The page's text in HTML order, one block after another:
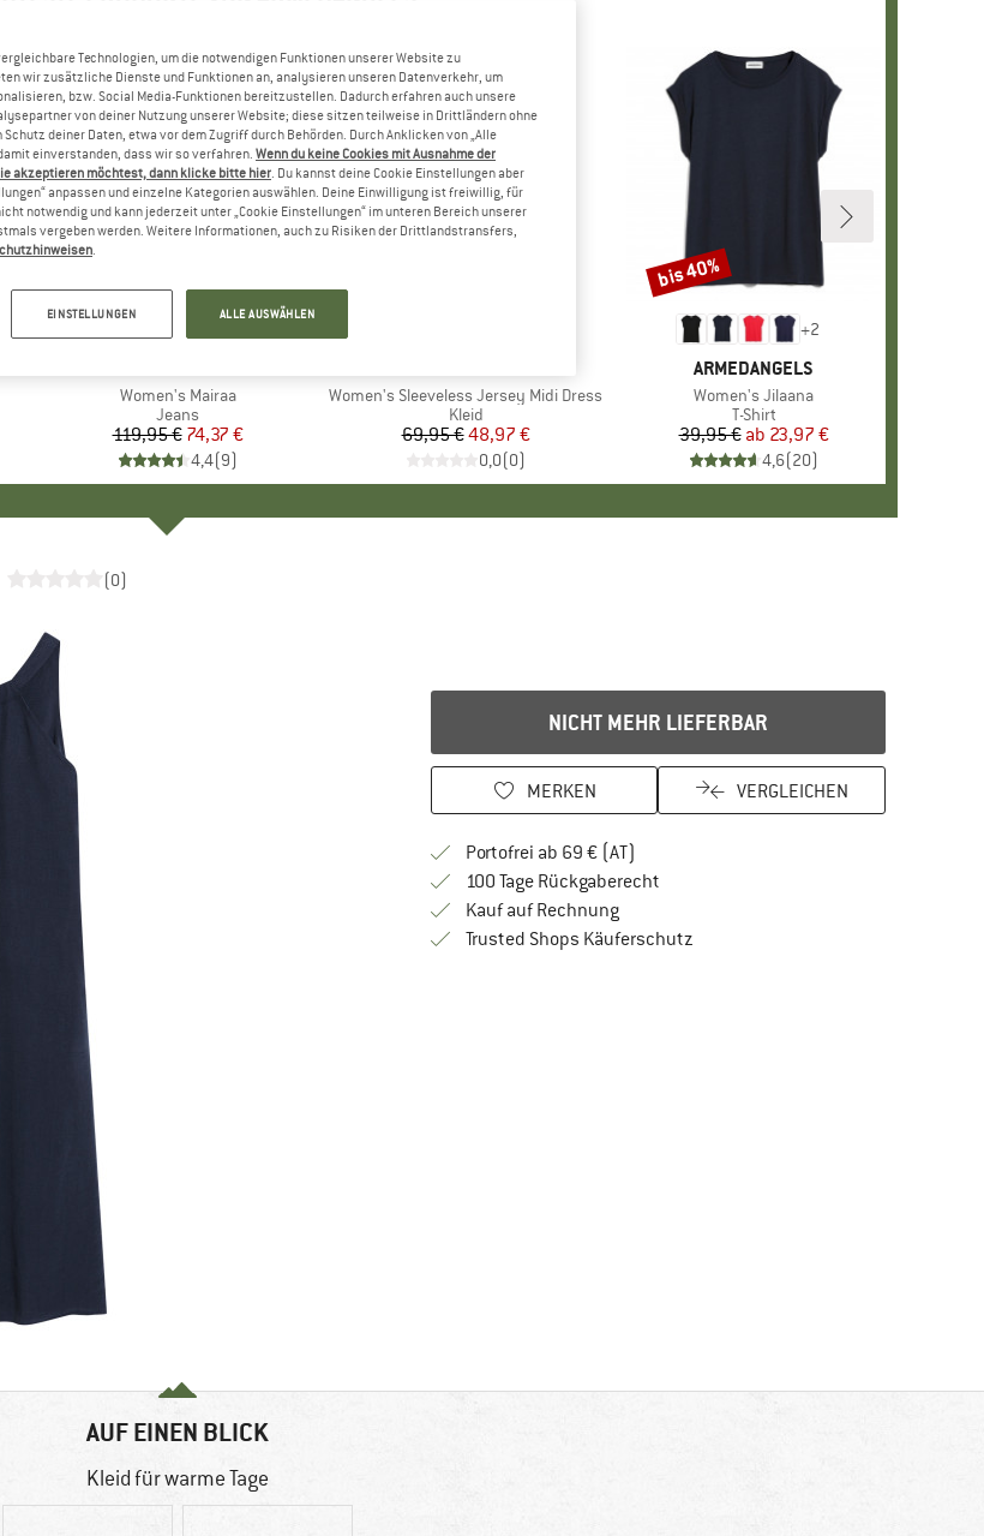
Artikel
Women's Mairaa
Produktgruppe
Jeans
Preis
119,95 €reduzierter Preis
74,37 €
4,4(9)
Artikel
Women's Sleeveless Jersey Midi Dress
Produktgruppe
Kleid
Preis
69,95 €reduzierter Preis
48,97 €
0,0(0)
+2
MARKE
ARMEDANGELS
Artikel
Women's Jilaana
Produktgruppe
T-Shirt
Preis
39,95 € reduzierter Preis
ab 23,97 €
4,6(20)
Rabatt
bis 40%
(0)
NICHT MEHR LIEFERBAR
MERKEN VERGLEICHEN
Portofrei ab 69 € (AT)
100 Tage RückgaberechtGehe hier zu den Rückgabe-Richtlinien
Kauf auf RechnungFinde die Zahlungs-Infos hier! Öffnet sich in
Trusted Shops KäuferschutzFinde alle Infos hier!
AUF EINEN BLICK
Kleid für warme Tage
Technologien, um die notwendigen Funktionen unserer Website zu
wir zusätzliche Dienste und Funktionen an, analysieren unseren Datenverkehr, um
bzw. Social Media-Funktionen bereitzustellen. Dadurch erfahren auch unsere
von deiner Nutzung unserer Website; diese sitzen teilweise in Drittländern ohne
deiner Daten, etwa vor dem Zugriff durch Behörden. Durch Anklicken von „Alle
einverstanden, dass wir so verfahren. Wenn du keine Cookies mit Ausnahme der
akzeptieren möchtest, dann klicke bitte hier. Du kannst deine Cookie Einstellungen aber
anpassen und einzelne Kategorien auswählen. Deine Einwilligung ist freiwillig, für
notwendig und kann jederzeit unter „Cookie Einstellungen“ im unteren Bereich unserer
vergeben werden. Weitere Informationen, auch zu Risiken der Drittlandstransfers,
.
EINSTELLUNGEN ALLE AUSWÄHLEN